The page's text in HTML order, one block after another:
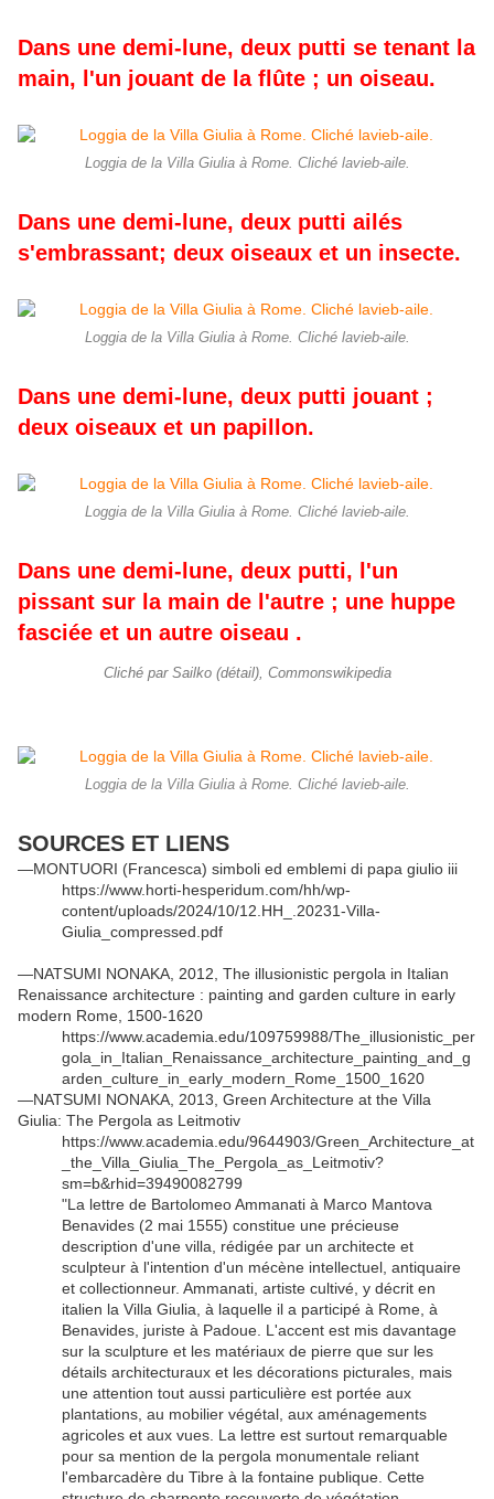
Dans une demi-lune, deux putti se tenant la
main, l'un jouant de la flûte ; un oiseau.
Loggia de la Villa Giulia à Rome. Cliché lavieb-aile.
Dans une demi-lune, deux putti ailés
s'embrassant; deux oiseaux et un insecte.
Loggia de la Villa Giulia à Rome. Cliché lavieb-aile.
Dans une demi-lune, deux putti jouant ;
deux oiseaux et un papillon.
Loggia de la Villa Giulia à Rome. Cliché lavieb-aile.
Dans une demi-lune, deux putti, l'un
pissant sur la main de l'autre ; une huppe
fasciée et un autre oiseau .
Cliché par Sailko (détail), Commonswikipedia
Loggia de la Villa Giulia à Rome. Cliché lavieb-aile.
SOURCES ET LIENS
—MONTUORI (Francesca) simboli ed emblemi di papa giulio iii
https://www.horti-hesperidum.com/hh/wp-
content/uploads/2024/10/12.HH_.20231-Villa-
Giulia_compressed.pdf
—NATSUMI NONAKA, 2012, The illusionistic pergola in Italian
Renaissance architecture : painting and garden culture in early
modern Rome, 1500-1620
https://www.academia.edu/109759988/The_illusionistic_per
gola_in_Italian_Renaissance_architecture_painting_and_g
arden_culture_in_early_modern_Rome_1500_1620
—NATSUMI NONAKA, 2013, Green Architecture at the Villa
Giulia: The Pergola as Leitmotiv
https://www.academia.edu/9644903/Green_Architecture_at
_the_Villa_Giulia_The_Pergola_as_Leitmotiv?
sm=b&rhid=39490082799
"La lettre de Bartolomeo Ammanati à Marco Mantova
Benavides (2 mai 1555) constitue une précieuse
description d'une villa, rédigée par un architecte et
sculpteur à l'intention d'un mécène intellectuel, antiquaire
et collectionneur. Ammanati, artiste cultivé, y décrit en
italien la Villa Giulia, à laquelle il a participé à Rome, à
Benavides, juriste à Padoue. L'accent est mis davantage
sur la sculpture et les matériaux de pierre que sur les
détails architecturaux et les décorations picturales, mais
une attention tout aussi particulière est portée aux
plantations, au mobilier végétal, aux aménagements
agricoles et aux vues. La lettre est surtout remarquable
pour sa mention de la pergola monumentale reliant
l'embarcadère du Tibre à la fontaine publique. Cette